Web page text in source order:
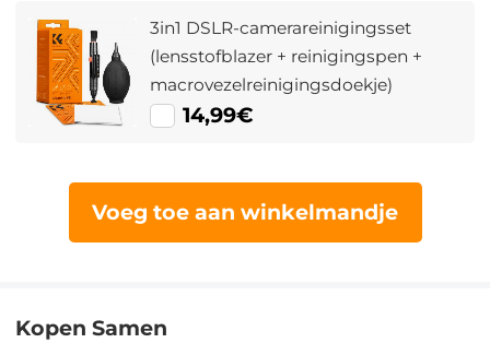
3in1 DSLR-camerareinigingsset
(lensstofblazer + reinigingspen +
macrovezelreinigingsdoekje)
14,99€
Voeg toe aan winkelmandje
Kopen Samen